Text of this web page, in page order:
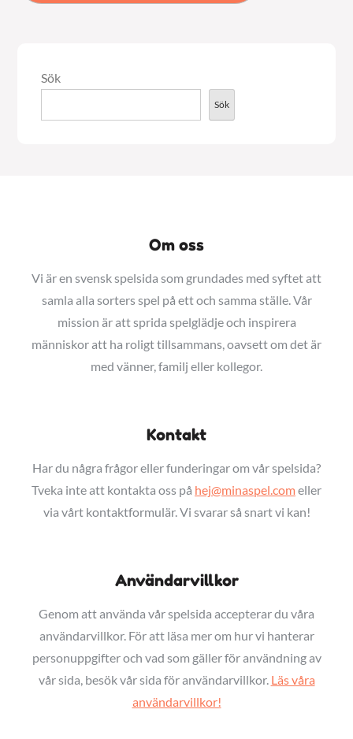
Sök
Sök
Om oss
Vi är en svensk spelsida som grundades med syftet att
samla alla sorters spel på ett och samma ställe. Vår
mission är att sprida spelglädje och inspirera
människor att ha roligt tillsammans, oavsett om det är
med vänner, familj eller kollegor.
Kontakt
Har du några frågor eller funderingar om vår spelsida?
Tveka inte att kontakta oss på hej@minaspel.comeller
via vårt kontaktformulär. Vi svarar så snart vi kan!
Användarvillkor
Genom att använda vår spelsida accepterar du våra
användarvillkor. För att läsa mer om hur vi hanterar
personuppgifter och vad som gäller för användning av
vår sida, besök vår sida för användarvillkor. Läs våra
användarvillkor!